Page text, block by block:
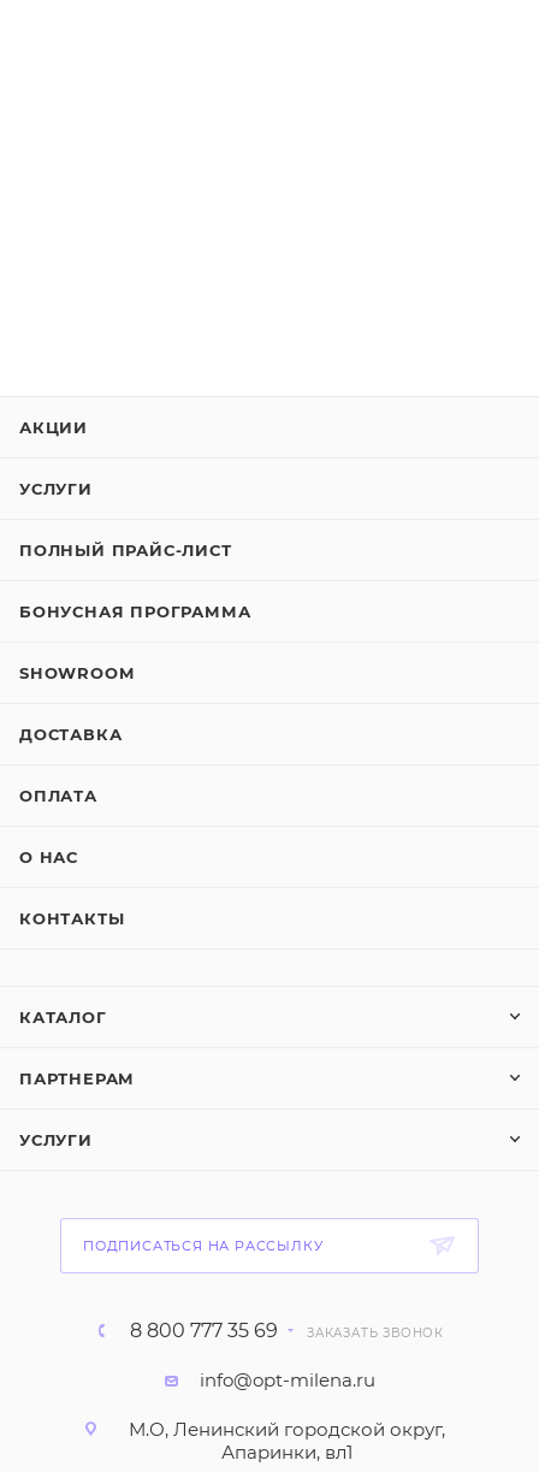
АКЦИИ
УСЛУГИ
ПОЛНЫЙ ПРАЙС-ЛИСТ
БОНУСНАЯ ПРОГРАММА
SHOWROOM
ДОСТАВКА
ОПЛАТА
О НАС
КОНТАКТЫ
КАТАЛОГ
ПАРТНЕРАМ
УСЛУГИ
ПОДПИСАТЬСЯ НА РАССЫЛКУ
8 800 777 35 69 ЗАКАЗАТЬ ЗВОНОК
info@opt-milena.ru
М.О, Ленинский городской округ,
Апаринки, вл1